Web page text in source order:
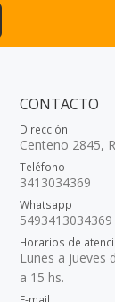
CONTACTO
Dirección
Centeno 2845,
Teléfono
3413034369
Whatsapp
5493413034369
Horarios de
Lunes a jueves
a 15 hs.